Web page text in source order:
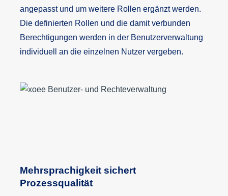
angepasst und um weitere Rollen ergänzt werden.
Die definierten Rollen und die damit verbunden
Berechtigungen werden in der Benutzerverwaltung
individuell an die einzelnen Nutzer vergeben.
Mehrsprachigkeit sichert
Prozessqualität